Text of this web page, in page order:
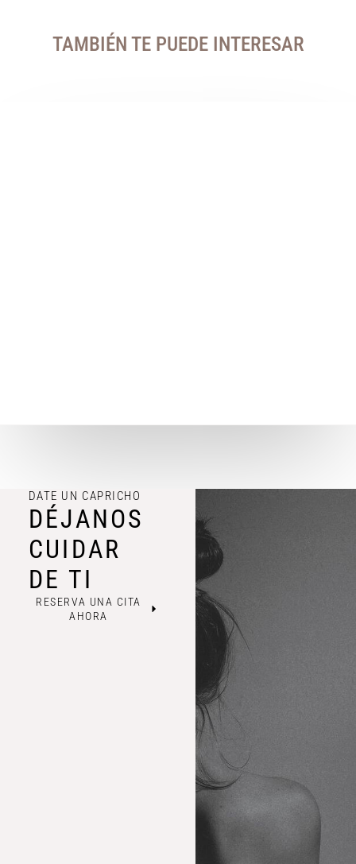
TAMBIÉN TE PUEDE INTERESAR
DATE UN CAPRICHO
DÉJANOS
CUIDAR
DE TI
RESERVA UNA CITA
AHORA